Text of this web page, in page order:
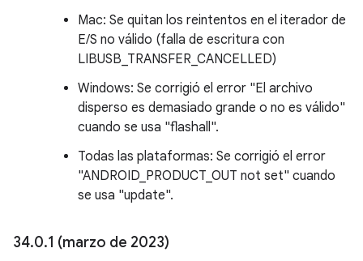
Mac: Se quitan los reintentos en el iterador de
E/S no válido (falla de escritura con
LIBUSB_TRANSFER_CANCELLED)
Windows: Se corrigió el error "El archivo
disperso es demasiado grande o no es válido"
cuando se usa "flashall".
Todas las plataformas: Se corrigió el error
"ANDROID_PRODUCT_OUT not set" cuando
se usa "update".
34.0.1 (marzo de 2023)